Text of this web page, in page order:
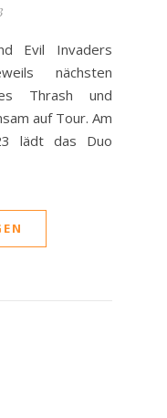
Evil Invaders
nächsten
Thrash und
auf Tour. Am
lädt das Duo